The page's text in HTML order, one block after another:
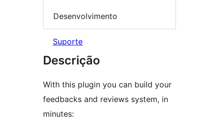
Desenvolvimento
Suporte
Descrição
With this plugin you can build your
feedbacks and reviews system, in
minutes: